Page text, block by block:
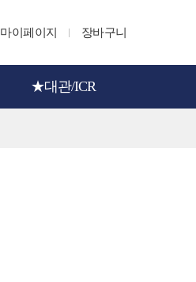
마이페이지 장바구니
★대관/ICR